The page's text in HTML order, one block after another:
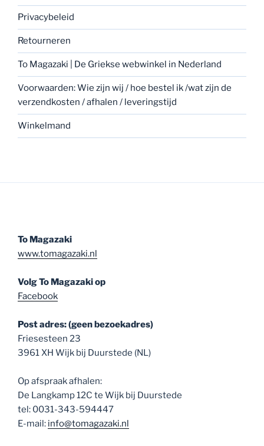
Privacybeleid
Retourneren
To Magazaki | De Griekse webwinkel in Nederland
Voorwaarden: Wie zijn wij / hoe bestel ik /wat zijn de
verzendkosten / afhalen / leveringstijd
Winkelmand
To Magazaki
www.tomagazaki.nl
Volg To Magazaki op
Facebook
Post adres: (geen bezoekadres)
Friesesteen 23
3961 XH Wijk bij Duurstede (NL)
Op afspraak afhalen:
De Langkamp 12C te Wijk bij Duurstede
tel: 0031-343-594447
E-mail: info@tomagazaki.nl